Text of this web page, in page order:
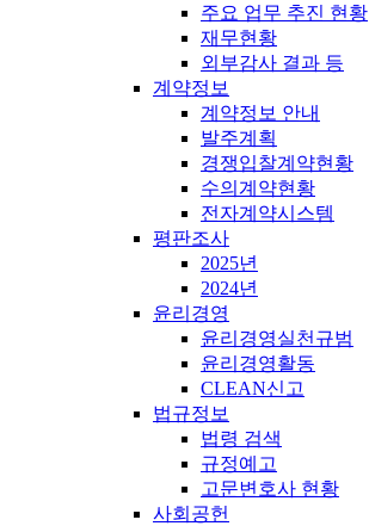
주요 업무 추진 현황
재무현황
외부감사 결과 등
계약정보
계약정보 안내
발주계획
경쟁입찰계약현황
수의계약현황
전자계약시스템
평판조사
2025년
2024년
윤리경영
윤리경영실천규범
윤리경영활동
CLEAN신고
법규정보
법령 검색
규정예고
고문변호사 현황
사회공헌